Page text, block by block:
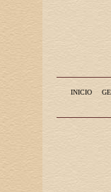
INICIO